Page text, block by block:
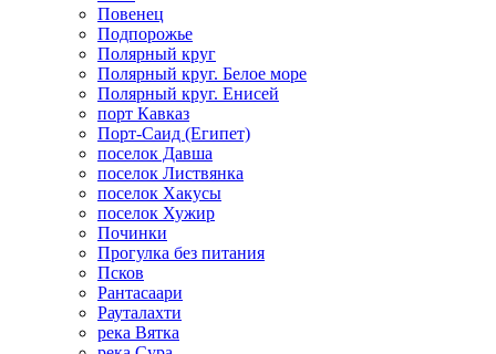
Повенец
Подпорожье
Полярный круг
Полярный круг. Белое море
Полярный круг. Енисей
порт Кавказ
Порт-Саид (Египет)
поселок Давша
поселок Листвянка
поселок Хакусы
поселок Хужир
Починки
Прогулка без питания
Псков
Рантасаари
Рауталахти
река Вятка